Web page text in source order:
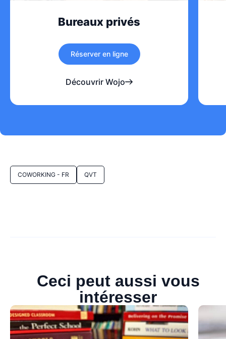
Bureaux privés
Réserver en ligne
Découvrir Wojo
COWORKING - FR QVT
Ceci peut aussi vous
intéresser